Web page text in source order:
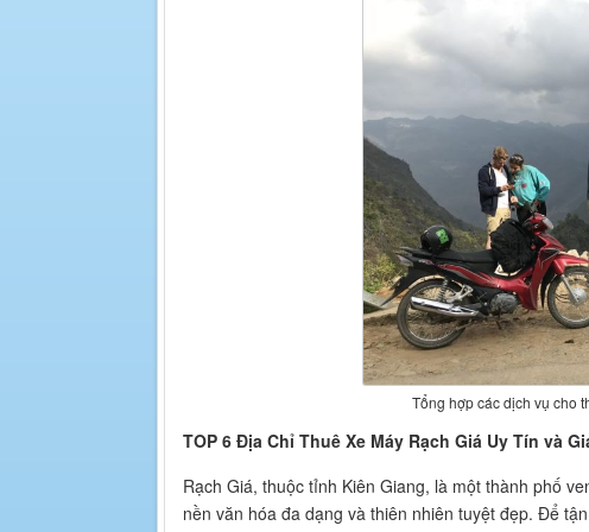
Tổng hợp các dịch vụ cho
TOP 6 Địa Chỉ Thuê Xe Máy Rạch Giá Uy Tín và
Rạch Giá, thuộc tỉnh Kiên Giang, là một thành phố
nền văn hóa đa dạng và thiên nhiên tuyệt đẹp. Để